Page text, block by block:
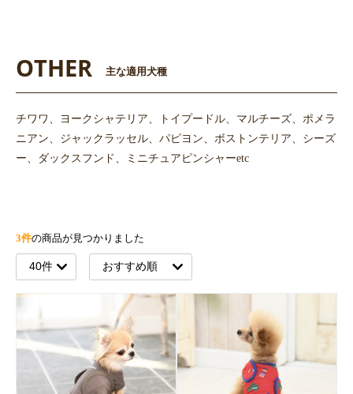
OTHER 主な適用犬種
チワワ、ヨークシャテリア、トイプードル、マルチーズ、ポメラ
ニアン、ジャックラッセル、パピヨン、ボストンテリア、シーズ
ー、ダックスフンド、ミニチュアピンシャーetc
3件の商品が見つかりました